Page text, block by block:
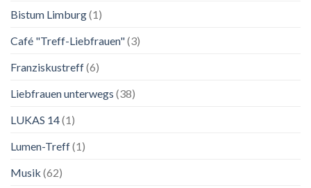
Bistum Limburg(1)
Café "Treff-Liebfrauen"(3)
Franziskustreff(6)
Liebfrauen unterwegs (38)
LUKAS 14(1)
Lumen-Treff(1)
Musik (62)